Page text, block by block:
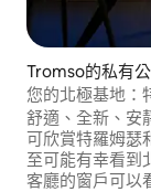
Tromso的私有
您的北極基地：
人
舒適、全新、安
可欣賞特羅姆瑟
至可能有幸看到
客廳的窗戶可以